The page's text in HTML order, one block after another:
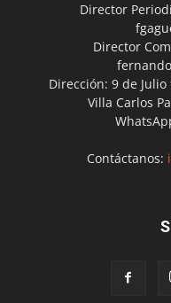
Director
Director
Dirección: 9 de Julio
Villa Carlos
Contáctanos: